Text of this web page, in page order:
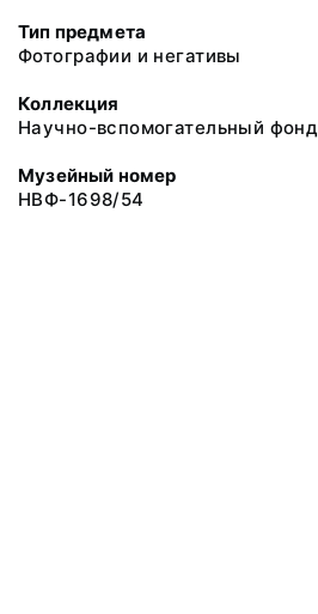
Тип предмета
Фотографии и негативы
Коллекция
Научно-вспомогательный фонд
Музейный номер
НВФ-1698/54